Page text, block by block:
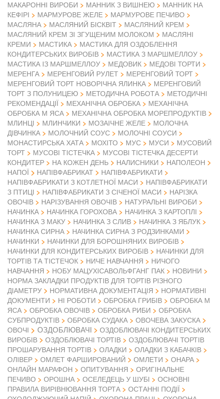
МАКАРОННІ ВИРОБИ
МАННИК З ВИШНЕЮ
МАННИК НА
КЕФІРІ
МАРМУРОВЕ ЖЕЛЕ
МАРМУРОВЕ ПЕЧИВО
МАСЛЯНА
МАСЛЯНИЙ БІСКВІТ
МАСЛЯНИЙ КРЕМ
МАСЛЯНИЙ КРЕМ ЗІ ЗГУЩЕНИМ МОЛОКОМ
МАСЛЯНІ
КРЕМИ
МАСТИКА
МАСТИКА ДЛЯ ОЗДОБЛЕННЯ
КОНДИТЕРСЬКИХ ВИРОБІВ
МАСТИКА З МАРШМЕЛЛОУ
МАСТИКА ІЗ МАРШМЕЛЛОУ
МЕДОВИК
МЕДОВІ ТОРТИ
МЕРЕНГА
МЕРЕНГОВИЙ РУЛЕТ
МЕРЕНГОВИЙ ТОРТ
МЕРЕНГОВИЙ ТОРТ НОВОРІЧНА ЯЛИНКА
МЕРЕНГОВИЙ
ТОРТ З ПОЛУНИЦЕЮ
МЕТОДИЧНА РОБОТА
МЕТОДИЧНІ
РЕКОМЕНДАЦІЇ
МЕХАНІЧНА ОБРОБКА
МЕХАНІЧНА
ОБРОБКА М ЯСА
МЕХАНІЧНА ОБРОБКА МОРЕПРОДУКТІВ
МЛИНЦІ
МЛИНЧИКИ МОЗАІЧНЕ ЖЕЛЕ
МОЛОЧНА
ДІВЧИНКА
МОЛОЧНИЙ СОУС
МОЛОЧНІ СОУСИ
МОНАСТИРСЬКА ХАТА
МОХІТО МУС МУСИ
МУСОВИЙ
ТОРТ
МУСОВІ ТІСТЕЧКА
МУСОВІ ТІСТЕЧКА ДЕСЕРТИ
КОНДИТЕР
НА КОЖЕН ДЕНЬ НАЛИСНИКИ
НАПОЛЕОН
НАПОЇ
НАПІВФАБРИКАТ
НАПІВФАБРИКАТИ
НАПІВФАБРИКАТИ З КОТЛЕТНОЇ МАСИ
НАПІВФАБРИКАТИ
З ПТИЦІ
НАПІВФАБРИКАТИ З СІЧЕНОЇ МАСИ
НАРІЗКА
ОВОЧІВ
НАРІЗУВАННЯ ОВОЧІВ
НАТУРАЛЬНІ ВИРОБИ
НАЧИНКА
НАЧИНКА ГОРОХОВА
НАЧИНКА З КАРТОПЛІ
НАЧИНКА З МАКУ
НАЧИНКА З СЛИВ
НАЧИНКА З ЯБЛУК
НАЧИНКА СИРНА
НАЧИНКА СИРНА З РОДЗИНКАМИ
НАЧИНКИ
НАЧИНКИ ДЛЯ БОРОШНЯНИХ ВИРОБІВ
НАЧИНКИ ДЛЯ КОНДИТЕРСЬКИХ ВИРОБІВ
НАЧИНКИ ДЛЯ
ТОРТІВ ТА ТІСТЕЧОК
НИЧЕ НАВЧАННЯ
НИЧОГО
НАВЧАННЯ
НОБУ МАЦУХІСАВОЛЬФГАНГ ПАК
НОВИНИ
НОРМА ЗАКЛАДКИ ПРОДУКТІВ ДЛЯ ТОРТІВ РІЗНОГО
ДІАМЕТРУ
НОРМАТИВНА ДОКУМЕНТАЦІЯ
НОРМАТИВНІ
ДОКУМЕНТИ
НІ РОБОТИ ОБРОБКА ГРИБІВ
ОБРОБКА М
ЯСА
ОБРОБКА ОВОЧІВ ОБРОБКА РИБИ
ОБРОБКА
СУБПРОДУКТІВ
ОБРОБКА СУДАКА
ОВОЧЕВА ЗАКУСКА
ОВОЧІ
ОЗДОБЛЮВАЧІ
ОЗДОБЛЮВАЧІ КОНДИТЕРСЬКИХ
ВИРОБІВ
ОЗДОБЛЮВАЧІ ТОРТІВ
ОЗДОБЛЮВАЧІ ТОРТІВ
ПРОШАРУВАННЯ ТОРТІВ
ОЛАДКИ
ОЛАДКИ З КАБАЧКІВ
ОЛІВЕР
ОМЛЕТ ФАРШИРОВАНИЙ ОМЛЕТИ
ОНАРА
ОНЛАЙН МАРАФОН
ОПИТУВАННЯ
ОРИГІНАЛЬНЕ
ПЕЧИВО
ОРОШНА ОСЕЛЕДЕЦЬ У ШУБІ
ОСНОВНІ
ПРАВИЛА ВИРІВНЮВАННЯ ТОРТА
ОСТАННІ ПОДІЇ